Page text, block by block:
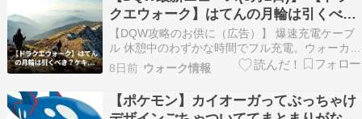
クエウォーク】はてんの月輪は引くべ
き？ケキとの相性や千里行での実力を評
価 （自動投稿・他サイトに飛びます）
【DQW攻略のお供に（広告）】 爆速充電ケーブ
ル 休憩中のわずかな時間でフル充電。ウォーカー
の必需品です。 Amazonでチェックする ドラクエ
ウォークで話題の「はてんの月輪」、みんなもう
引いた？ 性能は魅力的だけど、ジェムを使うべき
か本当に迷うよね。 特にケキとの相性や千里行…
8日前 ウォーク情報
【ポケモン】カイオーガってぶっちゃけ